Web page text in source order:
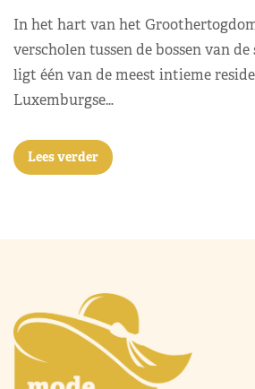
In het hart van het
verscholen tussen de bossen van
ligt één van de meest intieme
Luxemburgse…
Lees verder